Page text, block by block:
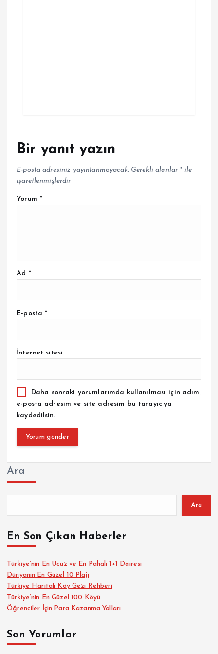
Bir yanıt yazın
E-posta adresiniz yayınlanmayacak. Gerekli alanlar *ile
işaretlenmişlerdir
Yorum *
Ad *
E-posta*
İnternet sitesi
Daha sonraki yorumlarımda kullanılması için adım,
e-posta adresim ve site adresim bu tarayıcıya
kaydedilsin.
Ara
Ara
En Son Çıkan Haberler
Türkiye’nin En Ucuz ve En Pahalı 1+1 Dairesi
Dünyanın En Güzel 10 Plajı
Türkiye Haritalı Köy Gezi Rehberi
Türkiye’nin En Güzel 100 Köyü
Öğrenciler İçin Para Kazanma Yolları
Son Yorumlar